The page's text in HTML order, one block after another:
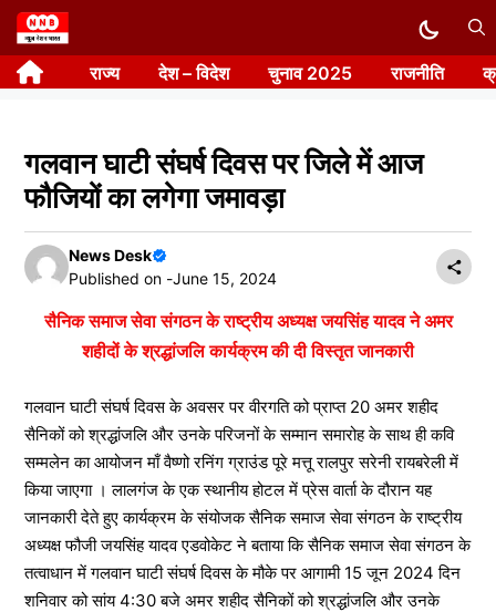
Skip
to
content राज्य देश – विदेश चुनाव 2025 राजनीति
गलवान घाटी संघर्ष दिवस पर जिले में आज
फौजियों का लगेगा जमावड़ा
News Desk
Published on -June 15, 2024
सैनिक समाज सेवा संगठन के राष्ट्रीय अध्यक्ष जयसिंह यादव ने अमर
शहीदों के श्रद्धांजलि कार्यक्रम की दी विस्तृत जानकारी
गलवान घाटी संघर्ष दिवस के अवसर पर वीरगति को प्राप्त 20 अमर शहीद
सैनिकों को श्रद्धांजलि और उनके परिजनों के सम्मान समारोह के साथ ही कवि
सम्मलेन का आयोजन माँ वैष्णो रनिंग ग्राउंड पूरे मत्तू रालपुर सरेनी रायबरेली में
किया जाएगा । लालगंज के एक स्थानीय होटल में प्रेस वार्ता के दौरान यह
जानकारी देते हुए कार्यक्रम के संयोजक सैनिक समाज सेवा संगठन के राष्ट्रीय
अध्यक्ष फौजी जयसिंह यादव एडवोकेट ने बताया कि सैनिक समाज सेवा संगठन के
तत्वाधान में गलवान घाटी संघर्ष दिवस के मौके पर आगामी 15 जून 2024 दिन
शनिवार को सांय 4:30 बजे अमर शहीद सैनिकों को श्रद्धांजलि और उनके